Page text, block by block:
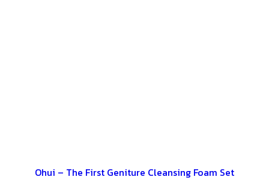
Ohui – The First Geniture Cleansing Foam Set